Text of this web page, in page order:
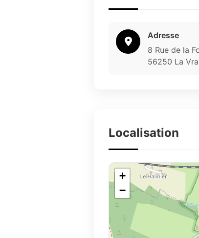
Adresse
8 Rue de la
56250 La
Localisation
+
−